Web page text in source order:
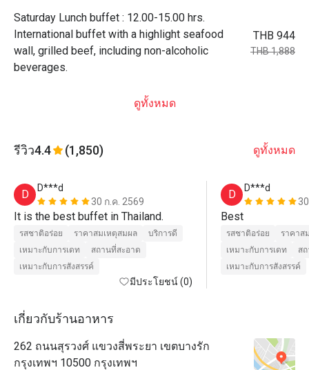
Saturday Lunch buffet : 12.00-15.00 hrs.
International buffet with a highlight seafood
wall, grilled beef, including non-alcoholic
beverages.
THB 944
THB 1,888
ดูทั้งหมด
รีวิว4.4 (1,850) ดูทั้งหมด
D
D***d
30 ก.ค. 2569
It is the best buffet in Thailand.
รสชาติอร่อย ราคาสมเหตุสมผล
บริการดี
เหมาะกับการเดท
สถานที่สะอาด
เหมาะกับการสังสรรค์
มีประโยชน์ (0)
D
D***d
Best
รสชาติอร่อย
ราคาส
เหมาะกับการเดท
ส
เหมาะกับการสังสรรค์
เกี่ยวกับร้านอาหาร
262 ถนนสุรวงศ์ แขวงสี่พระยา เขตบางรัก
กรุงเทพฯ 10500 กรุงเทพฯ